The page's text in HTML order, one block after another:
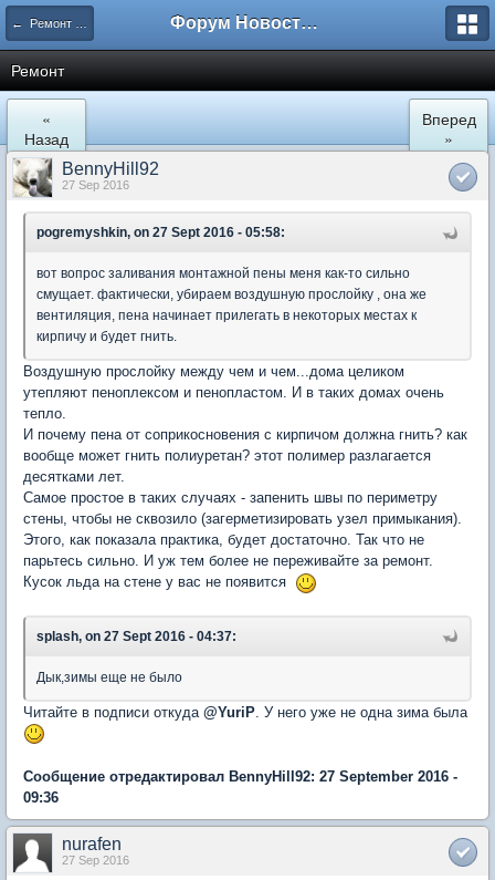
← Ремонт и обустройство Форум Новостройки
Ремонт
«
Назад
Вперед
»
BennyHill92
27 Sep 2016
pogremyshkin, on 27 Sept 2016 - 05:58:
вот вопрос заливания монтажной пены меня как-то сильно
смущает. фактически, убираем воздушную прослойку , она же
вентиляция, пена начинает прилегать в некоторых местах к
кирпичу и будет гнить.
Воздушную прослойку между чем и чем...дома целиком
утепляют пеноплексом и пенопластом. И в таких домах очень
тепло.
И почему пена от соприкосновения с кирпичом должна гнить? как
вообще может гнить полиуретан? этот полимер разлагается
десятками лет.
Самое простое в таких случаях - запенить швы по периметру
стены, чтобы не сквозило (загерметизировать узел примыкания).
Этого, как показала практика, будет достаточно. Так что не
парьтесь сильно. И уж тем более не переживайте за ремонт.
Кусок льда на стене у вас не появится
splash, on 27 Sept 2016 - 04:37:
Дык,зимы еще не было
Читайте в подписи откуда @YuriP . У него уже не одна зима была
Сообщение отредактировал BennyHill92: 27 September 2016 -
09:36
nurafen
27 Sep 2016